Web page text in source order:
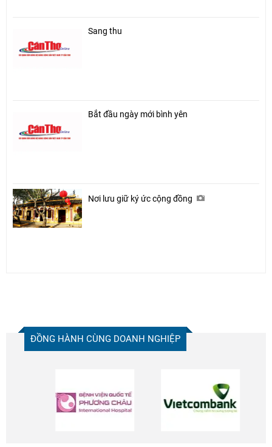
Sang thu
Bắt đầu ngày mới bình yên
Nơi lưu giữ ký ức cộng đồng
ĐỒNG HÀNH CÙNG DOANH NGHIỆP